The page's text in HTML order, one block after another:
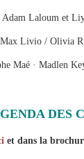
Adam Laloum et
Max Livio / Olivia
Maé · Madlen
DES
et dans la